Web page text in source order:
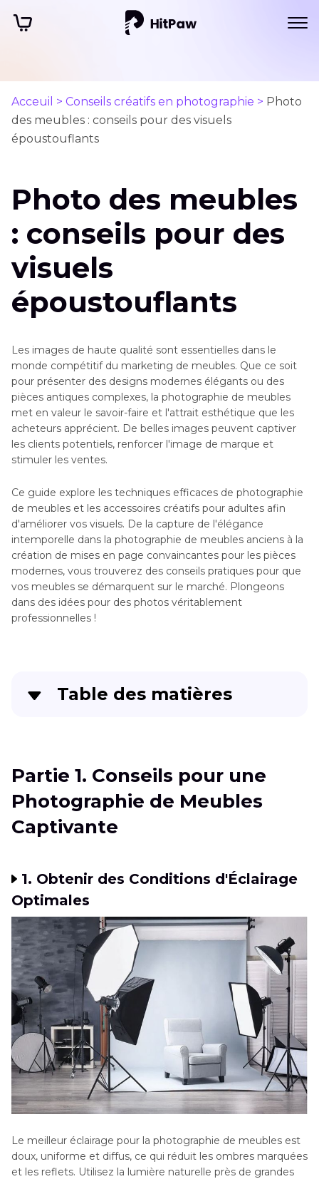
Acceuil > Conseils créatifs en photographie > Photo
des meubles : conseils pour des visuels
époustouflants
Photo des meubles
: conseils pour des
visuels
époustouflants
Les images de haute qualité sont essentielles dans le
monde compétitif du marketing de meubles. Que ce soit
pour présenter des designs modernes élégants ou des
pièces antiques complexes, la photographie de meubles
met en valeur le savoir-faire et l'attrait esthétique que les
acheteurs apprécient. De belles images peuvent captiver
les clients potentiels, renforcer l'image de marque et
stimuler les ventes.
Ce guide explore les techniques efficaces de photographie
de meubles et les accessoires créatifs pour adultes afin
d'améliorer vos visuels. De la capture de l'élégance
intemporelle dans la photographie de meubles anciens à la
création de mises en page convaincantes pour les pièces
modernes, vous trouverez des conseils pratiques pour que
vos meubles se démarquent sur le marché. Plongeons
dans des idées pour des photos véritablement
professionnelles !
Table des matières
Partie 2. Techniques de post-production pour
la photographie de meubles
Partie 3. FAQ sur la photographie de meubles
Partie 1. Conseils pour une
Photographie de Meubles
Captivante
1. Obtenir des Conditions d'Éclairage
Optimales
Le meilleur éclairage pour la photographie de meubles est
doux, uniforme et diffus, ce qui réduit les ombres marquées
et les reflets. Utilisez la lumière naturelle près de grandes